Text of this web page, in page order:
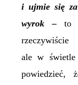
i ujmie się za
wyrok –
to
rzeczywiście
ale w świetle
powiedzieć,